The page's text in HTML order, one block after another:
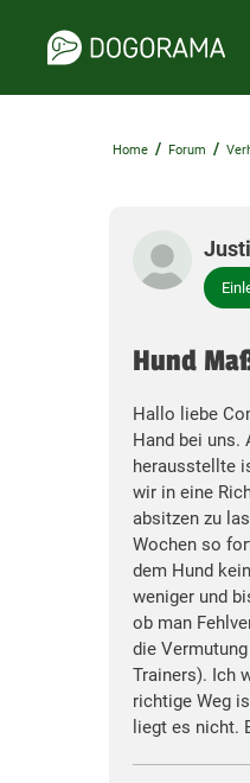
Home / Forum /
Hund
Hallo liebe
Hand bei uns.
herausstellte
wir in eine
absitzen zu
Wochen so
dem Hund
weniger und
ob man
die
Trainers). Ich
richtige Weg
liegt es nicht.